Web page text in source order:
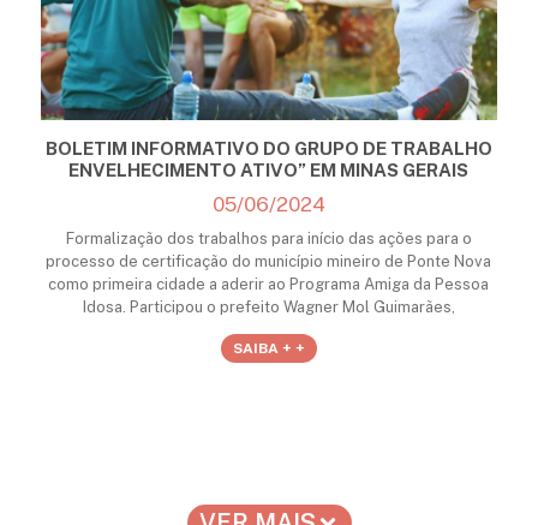
BOLETIM INFORMATIVO DO GRUPO DE TRABALHO
ENVELHECIMENTO ATIVO” EM MINAS GERAIS
05/06/2024
Formalização dos trabalhos para início das ações para o
processo de certificação do município mineiro de Ponte Nova
como primeira cidade a aderir ao Programa Amiga da Pessoa
Idosa. Participou o prefeito Wagner Mol Guimarães,
SAIBA + +